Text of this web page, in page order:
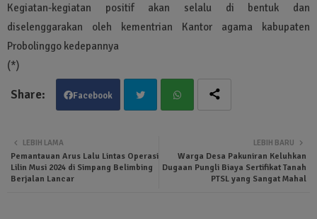
Kegiatan-kegiatan positif akan selalu di bentuk dan
diselenggarakan oleh kementrian Kantor agama kabupaten
Probolinggo kedepannya
(*)
Facebook
ter tsa
LEBIH BARU
Warga Desa Pakuniran Keluhkan
Dugaan Pungli Biaya Sertifikat Tanah
PTSL yang Sangat Mahal
LEBIH LAMA
Pemantauan Arus Lalu Lintas Operasi
Lilin Musi 2024 di Simpang Belimbing
Berjalan Lancar